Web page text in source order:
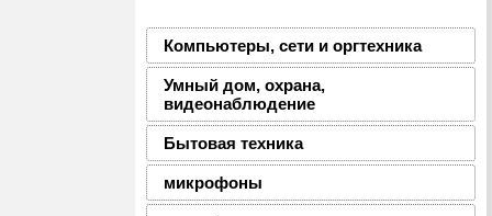
Компьютеры, сети и оргтехника
Умный дом, охрана,
видеонаблюдение
Бытовая техника
микрофоны